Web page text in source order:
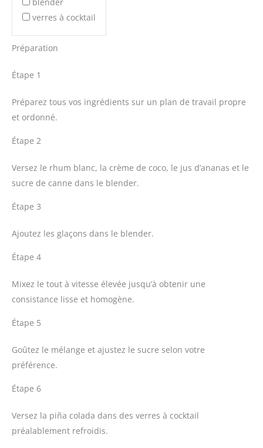
verres à cocktail
Préparation
Étape 1
Préparez tous vos ingrédients sur un plan de travail propre
et ordonné.
Étape 2
Versez le rhum blanc, la crème de coco, le jus d’ananas et le
sucre de canne dans le blender.
Étape 3
Ajoutez les glaçons dans le blender.
Étape 4
Mixez le tout à vitesse élevée jusqu’à obtenir une
consistance lisse et homogène.
Étape 5
Goûtez le mélange et ajustez le sucre selon votre
préférence.
Étape 6
Versez la piña colada dans des verres à cocktail
préalablement refroidis.